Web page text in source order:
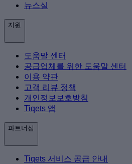
뉴스실
지원
도움말 센터
공급업체를 위한 도움말 센터
이용 약관
고객 리뷰 정책
개인정보보호방침
Tiqets 앱
파트너십
Tiqets 서비스 공급 안내